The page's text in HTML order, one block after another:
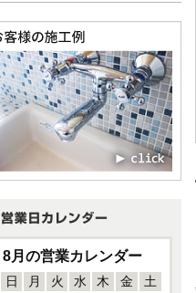
8月の営業カレンダー
日 月 火 水 木 金
土